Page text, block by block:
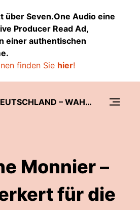
über Seven.One Audio eine
Producer Read Ad,
einer authentischen
finden Sie hier!
TATORT DEUTSCHLAND – WAHRE KRIMINALFÄLLE UND VERBRECHEN
Monnier –
für die